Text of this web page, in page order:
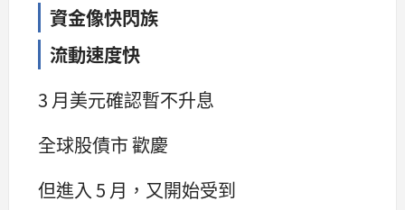
資金像快閃族
流動速度快
3 月美元確認暫不升息
全球股債市 歡慶
但進入 5 月，又開始受到